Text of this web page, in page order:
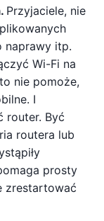
Przyjaciele, nie
naprawy itp.
Wi-Fi na
nie pomoże,
I
router. Być
routera lub
prosty
zrestartować